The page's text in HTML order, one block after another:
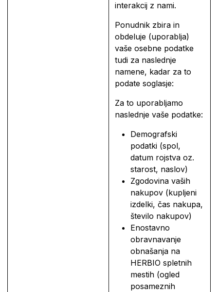
interakcij z nami.
Ponudnik zbira in
obdeluje (uporablja)
vaše osebne podatke
tudi za naslednje
namene, kadar za to
podate soglasje:
Za to uporabljamo
naslednje vaše podatke:
Demografski
podatki (spol,
datum rojstva oz.
starost, naslov)
Zgodovina vaših
nakupov (kupljeni
izdelki, čas nakupa,
število nakupov)
Enostavno
obravnavanje
obnašanja na
HERBIO spletnih
mestih (ogled
posameznih